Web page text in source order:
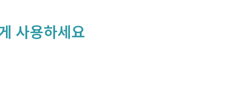
사용하세요